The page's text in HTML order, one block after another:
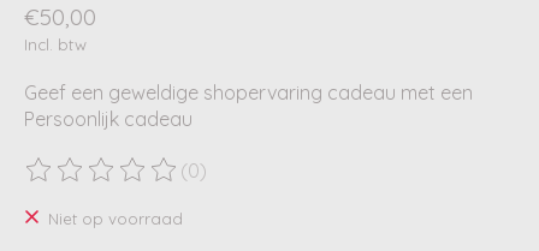
€50,00
Incl. btw
Geef een geweldige shopervaring cadeau met een
Persoonlijk cadeau
De beoordeling van dit product is
(0)
Niet op voorraad